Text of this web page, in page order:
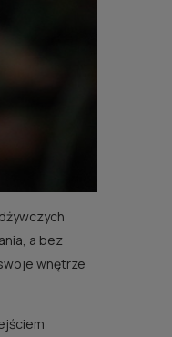
a bez
wnętrze